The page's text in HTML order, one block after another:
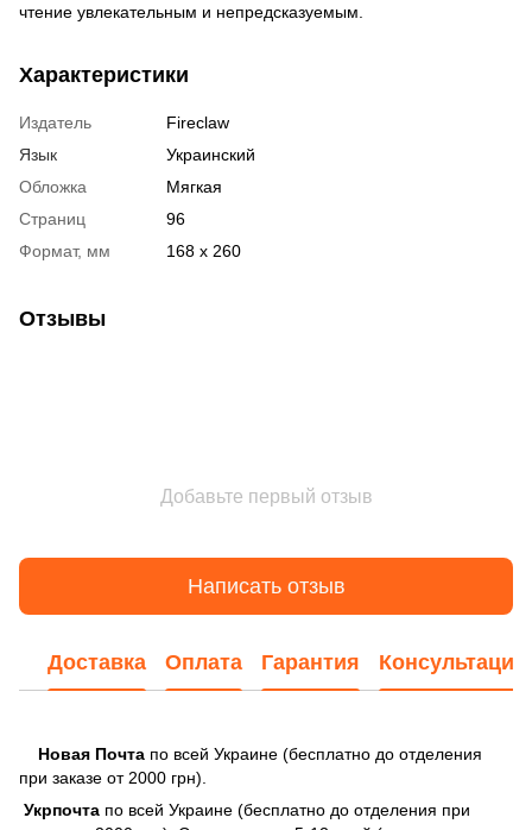
чтение увлекательным и непредсказуемым.
Характеристики
Издатель
Fireclaw
Язык
Украинский
Обложка
Мягкая
Страниц
96
Формат, мм
168 х 260
Отзывы
Добавьте первый отзыв
Написать отзыв
Доставка Оплата Гарантия Консультация
Новая Почта по всей Украине (бесплатно до отделения
при заказе от 2000 грн).
Укрпочта по всей Украине (бесплатно до отделения при